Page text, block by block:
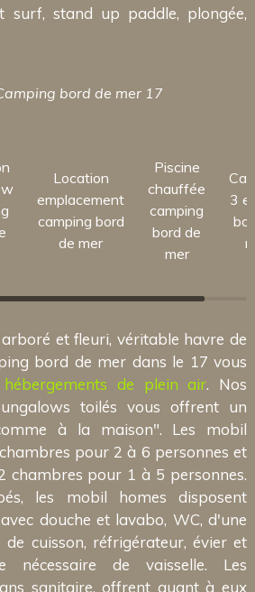
surf, stand up paddle, plongée,
bord de mer 17
Location
emplacement
camping bord
de mer
Piscine
chauffée
camping
bord de
mer
3
et fleuri, véritable havre de
bord de mer dans le 17 vous
hébergements de plein air. Nos
toilés vous offrent un
à la maison". Les mobil
pour 2 à 6 personnes et
chambres pour 1 à 5 personnes.
les mobil homes disposent
douche et lavabo, WC, d'une
de cuisson, réfrigérateur, évier et
nécessaire de vaisselle. Les
sanitaire, offrent quant à eux